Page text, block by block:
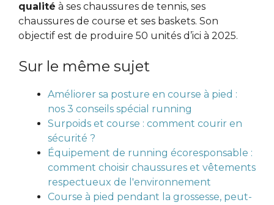
qualité à ses chaussures de tennis, ses
chaussures de course et ses baskets. Son
objectif est de produire 50 unités d’ici à 2025.
Sur le même sujet
Améliorer sa posture en course à pied :
nos 3 conseils spécial running
Surpoids et course : comment courir en
sécurité ?
Équipement de running écoresponsable :
comment choisir chaussures et vêtements
respectueux de l'environnement
Course à pied pendant la grossesse, peut-